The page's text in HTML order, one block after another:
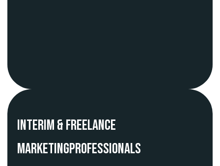
Interim & freelance
marketingprofessionals